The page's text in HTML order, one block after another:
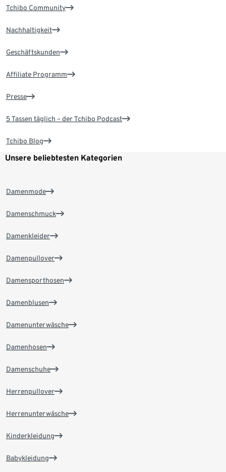
Tchibo Community
Nachhaltigkeit
Geschäftskunden
Affiliate Programm
Presse
5 Tassen täglich – der Tchibo Podcast
Tchibo Blog
Unsere beliebtesten Kategorien
Damenmode
Damenschmuck
Damenkleider
Damenpullover
Damensporthosen
Damenblusen
Damenunterwäsche
Damenhosen
Damenschuhe
Herrenpullover
Herrenunterwäsche
Kinderkleidung
Babykleidung